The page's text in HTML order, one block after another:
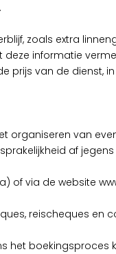
zoals extra
informatie
prijs van de dienst,
organiseren van
af
of via de website
reischeques en
het boekingsproces